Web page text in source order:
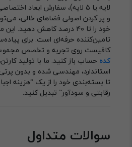
لایه یا ۵ لایه)، سفارش ابعاد
و پر کردن اصولی فضاهای خالی،
خود را تا ۴۰ درصد کاهش دهید.
تامین‌کننده حرفه‌ای است. برای
کافیست روی تجربه و تخصص
کده حساب باز کنید. ما با تولید
استاندارد، مهندسی شده و بدون
تا بسته‌بندی خود را از یک “هزینه
رقابتی و سودآور” تبدیل کنید.
سوالات متداول